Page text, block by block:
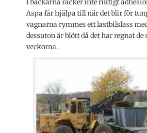
I backarna räcker inte riktigt
Aspa får hjälpa till när det blir för
vagnarna rymmes ett lastbilslass
dessuton är blött då det har regnat de
veckorna.